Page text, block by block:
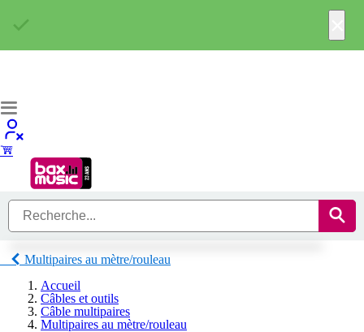
Multipaires au mètre/rouleau
Accueil
Câbles et outils
Câble multipaires
Multipaires au mètre/rouleau